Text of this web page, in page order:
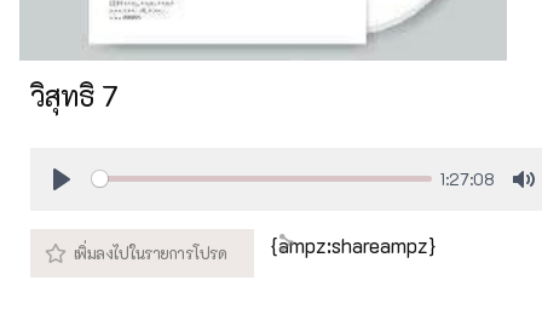
วิสุทธิ 7
1:27:08
{ampz:shareampz}